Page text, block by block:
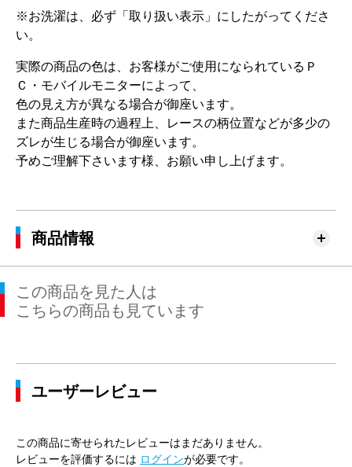
※お洗濯は、必ず「取り扱い表示」にしたがってくださ
い。
実際の商品の色は、お客様がご使用になられているＰ
Ｃ・モバイルモニターによって、
色の見え方が異なる場合が御座います。
また商品生産時の過程上、レースの柄位置などが多少の
ズレが生じる場合が御座います。
予めご理解下さいます様、お願い申し上げます。
商品情報
この商品を見た人は
こちらの商品も見ています
ユーザーレビュー
この商品に寄せられたレビューはまだありません。
レビューを評価するには ログインが必要です。